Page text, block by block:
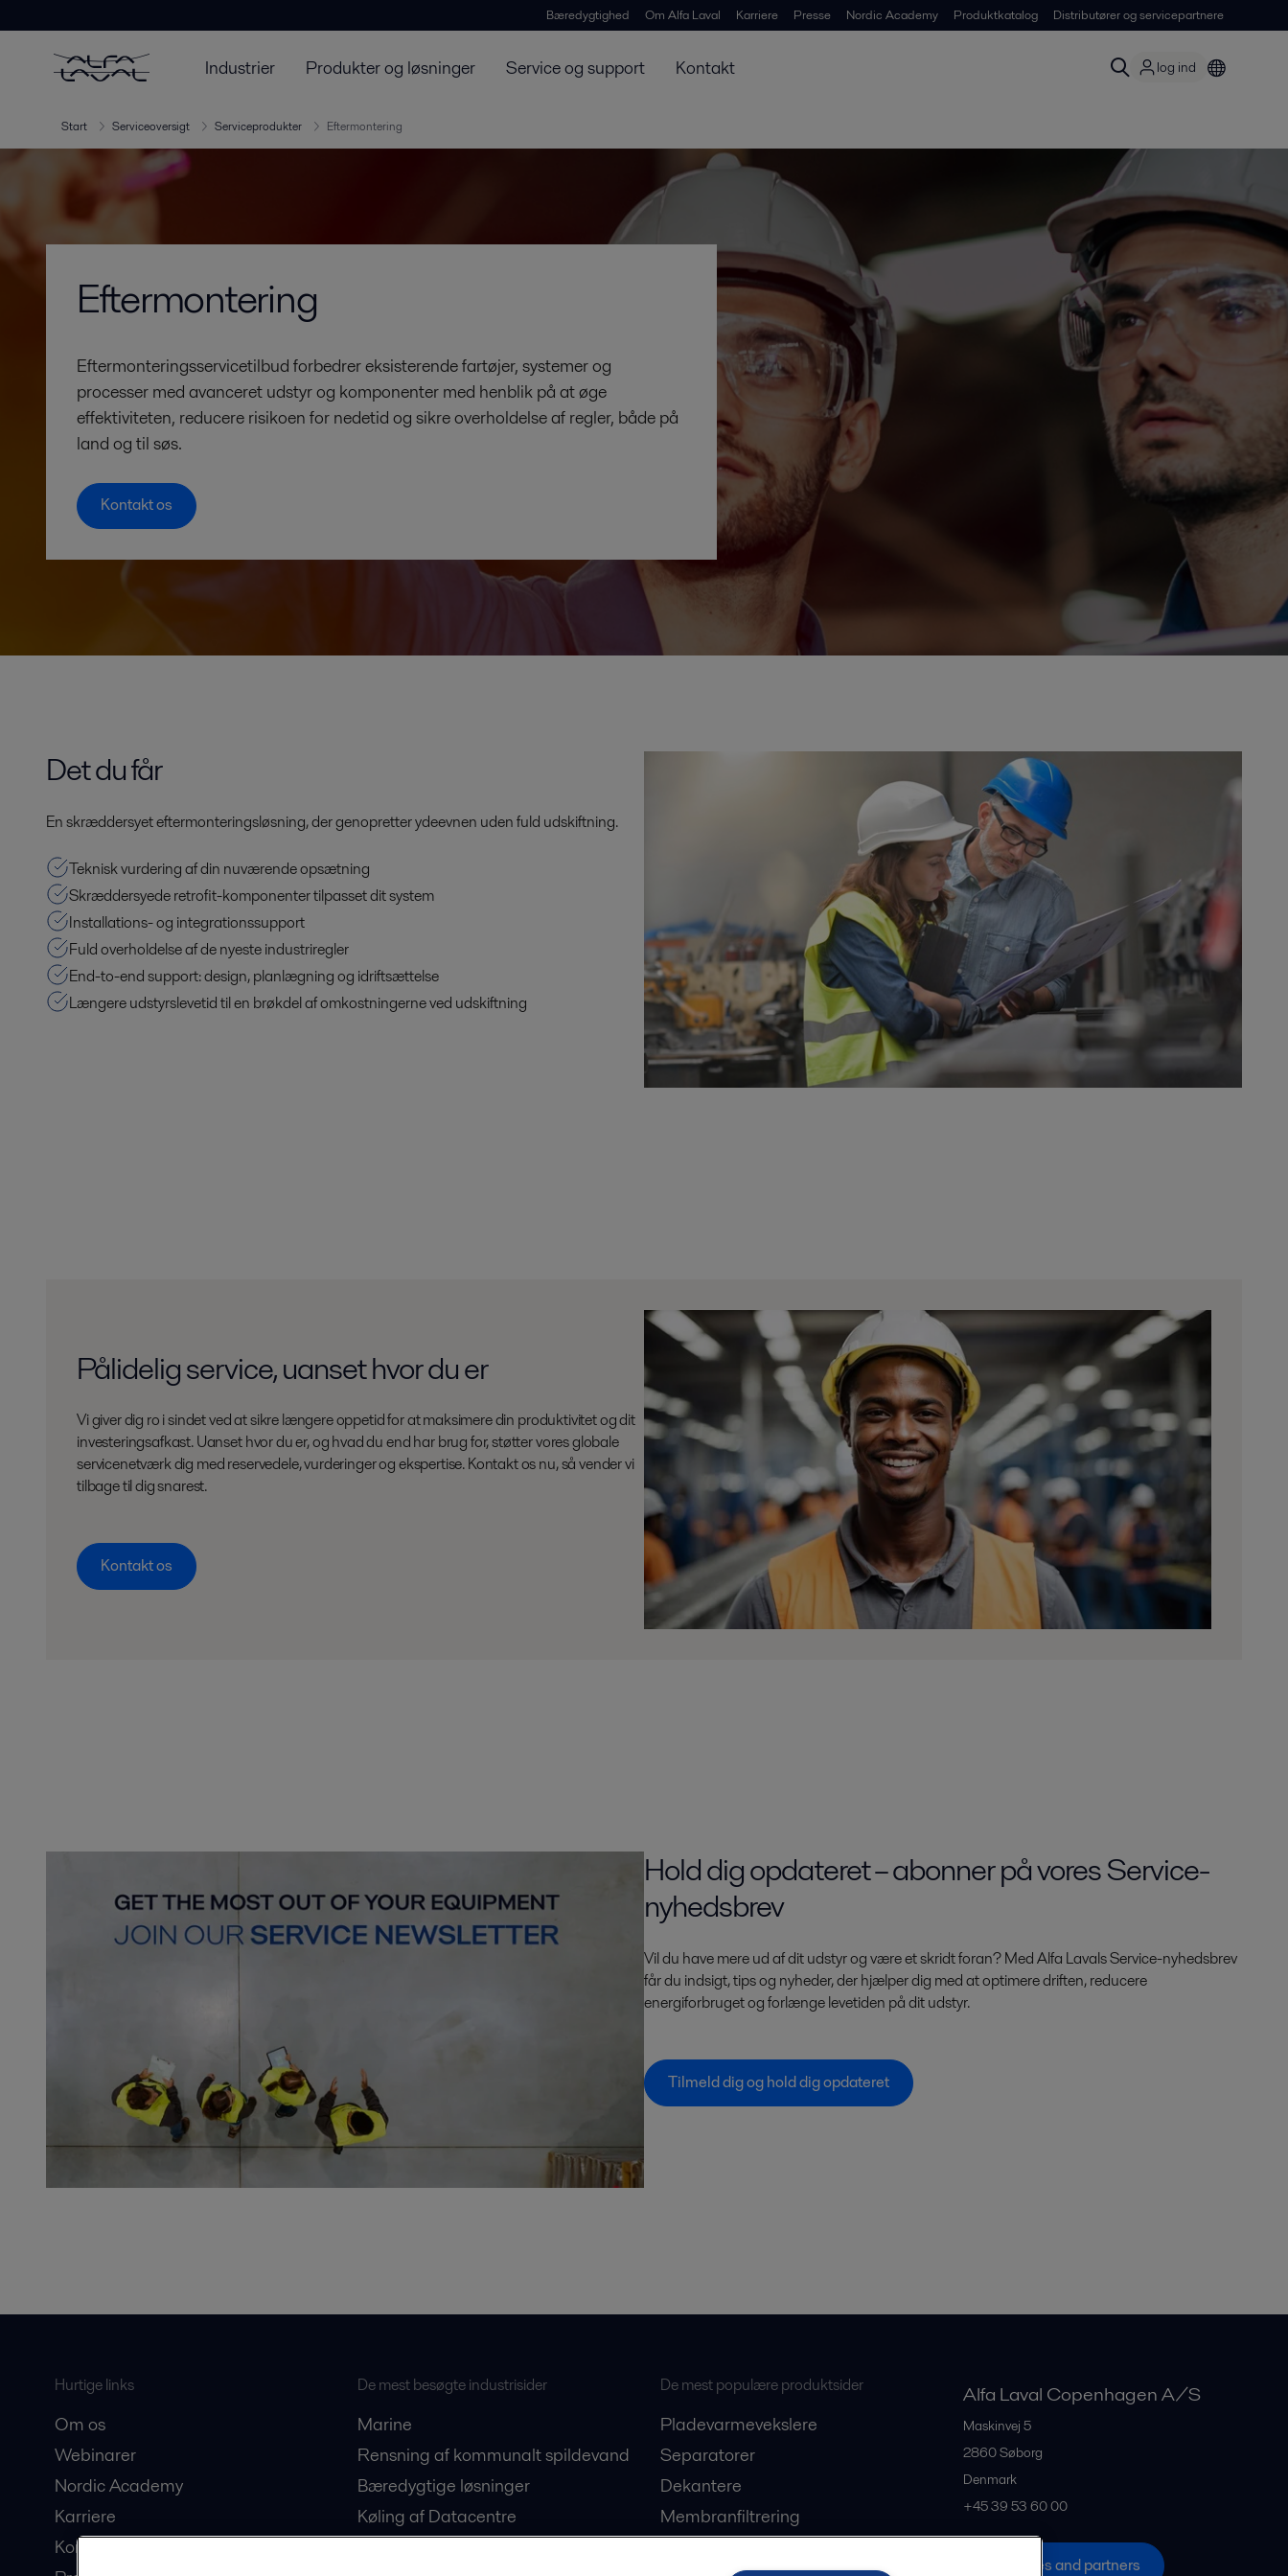
Bæredygtighed Om Alfa Laval Karriere Presse Nordic Academy Produktkatalog Distributører og servicepartnere
Industrier Produkter og løsninger Service og support Kontakt log ind
Start Serviceoversigt Serviceprodukter Eftermontering
Eftermontering
Eftermonteringsservicetilbud forbedrer eksisterende fartøjer, systemer og
processer med avanceret udstyr og komponenter med henblik på at øge
effektiviteten, reducere risikoen for nedetid og sikre overholdelse af regler, både på
land og til søs.
Kontakt os
Det du får
En skræddersyet eftermonteringsløsning, der genopretter ydeevnen uden fuld udskiftning.
Teknisk vurdering af din nuværende opsætning
Skræddersyede retrofit-komponenter tilpasset dit system
Installations- og integrationssupport
Fuld overholdelse af de nyeste industriregler
End-to-end support: design, planlægning og idriftsættelse
Længere udstyrslevetid til en brøkdel af omkostningerne ved udskiftning
Pålidelig service, uanset hvor du er
Vi giver dig ro i sindet ved at sikre længere oppetid for at maksimere din produktivitet og dit
investeringsafkast. Uanset hvor du er, og hvad du end har brug for, støtter vores globale
servicenetværk dig med reservedele, vurderinger og ekspertise. Kontakt os nu, så vender vi
tilbage til dig snarest.
Kontakt os
Hold dig opdateret – abonner på vores Service-
nyhedsbrev
Vil du have mere ud af dit udstyr og være et skridt foran? Med Alfa Lavals Service-nyhedsbrev
får du indsigt, tips og nyheder, der hjælper dig med at optimere driften, reducere
energiforbruget og forlænge levetiden på dit udstyr.
Tilmeld dig og hold dig opdateret
Hurtige links
Om os
Webinarer
Nordic Academy
Karriere
Kontakt os
De mest besøgte industrisider
Marine
Rensning af kommunalt spildevand
Bæredygtige løsninger
Køling af Datacentre
De mest populære produktsider
Pladevarmevekslere
Separatorer
Dekantere
Membranfiltrering
Alfa Laval Copenhagen A/S
Maskinvej 5
2860Søborg
Denmark
+45 39 53 60 00
All offices and partners